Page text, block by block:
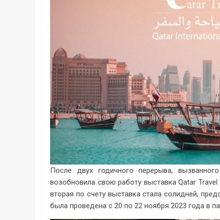
После двух годичного перерыва,
возобновила свою работу выставка Qatar
вторая по счету выставка стала солидней,
была проведена с 20 по 22 ноября 2023 года в